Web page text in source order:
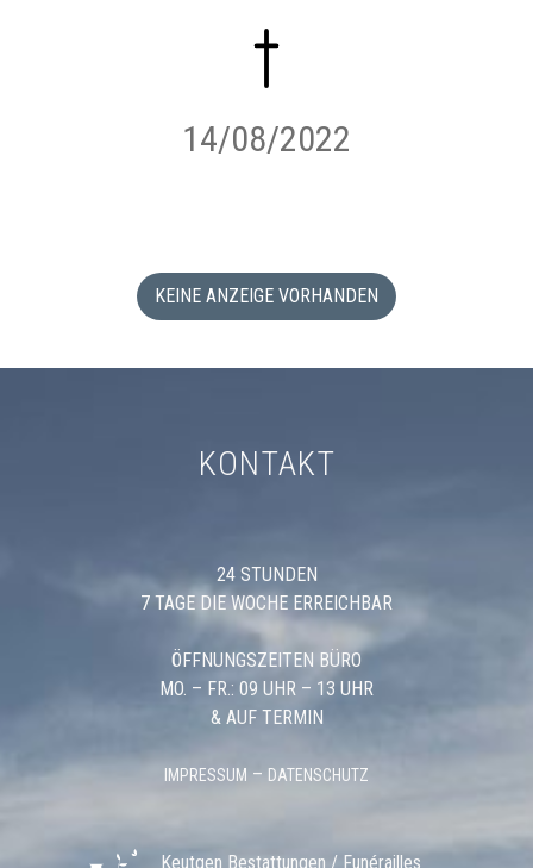
14/08/2022
KEINE ANZEIGE VORHANDEN
KONTAKT
Keutgen Bestattungen / Funérailles
24 STUNDEN
7 TAGE DIE WOCHE ERREICHBAR
ÖFFNUNGSZEITEN BÜRO
MO. – FR.: 09 UHR – 13 UHR
& AUF TERMIN
IMPRESSUM – DATENSCHUTZ